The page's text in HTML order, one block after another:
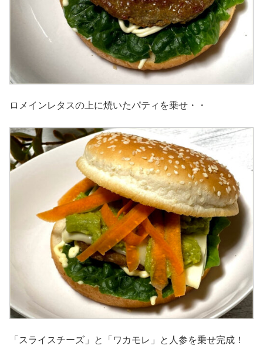
ロメインレタスの上に焼いたパティを乗せ・・
「スライスチーズ」と「ワカモレ」と人参を乗せ完成！